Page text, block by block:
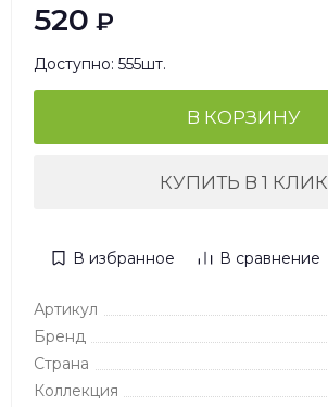
520 ₽
Доступно: 555шт.
В КОРЗИНУ
КУПИТЬ В 1 КЛИК
В избранное В сравнение
Артикул
Бренд
Страна
Коллекция